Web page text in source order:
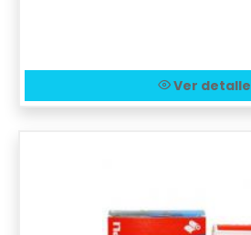
Ver detalle